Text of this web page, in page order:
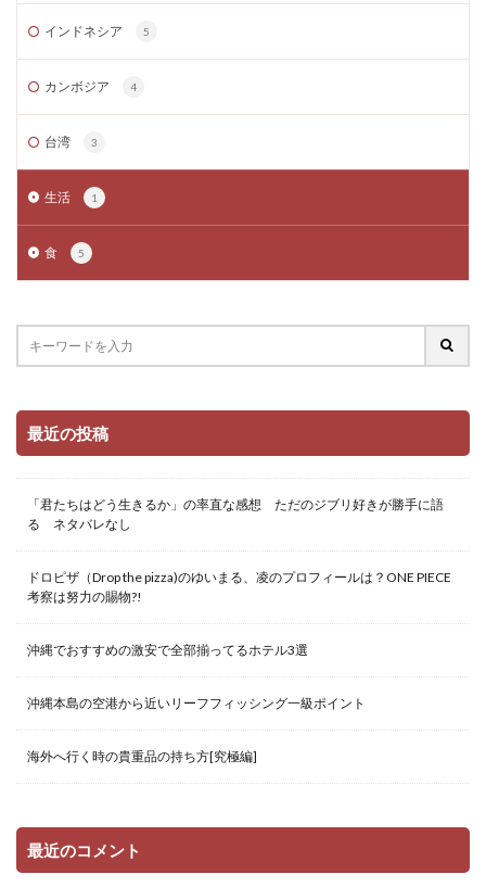
インドネシア 5
カンボジア 4
台湾 3
生活 1
食 5
最近の投稿
「君たちはどう生きるか」の率直な感想 ただのジブリ好きが勝手に語
る ネタバレなし
ドロピザ（Drop the pizza)のゆいまる、凌のプロフィールは？ONE PIECE
考察は努力の賜物?!
沖縄でおすすめの激安で全部揃ってるホテル3選
沖縄本島の空港から近いリーフフィッシング一級ポイント
海外へ行く時の貴重品の持ち方[究極編]
最近のコメント